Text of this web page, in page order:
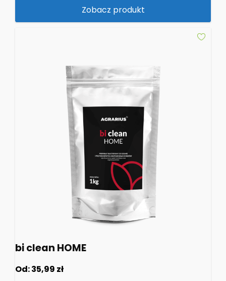
Zobacz produkt
bi clean HOME
Od:35,99 zł